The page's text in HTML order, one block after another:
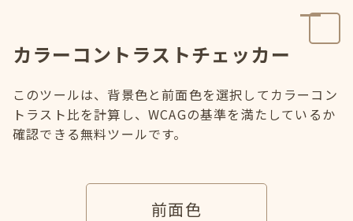
カラーコントラストチェッカー
このツールは、背景色と前面色を選択してカラーコン
トラスト比を計算し、WCAGの基準を満たしているか
確認できる無料ツールです。
前面色